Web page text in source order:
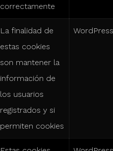
correctamente
La finalidad de
estas cookies
son mantener la
información de
los usuarios
registrados y si
permiten cookies
WordPress